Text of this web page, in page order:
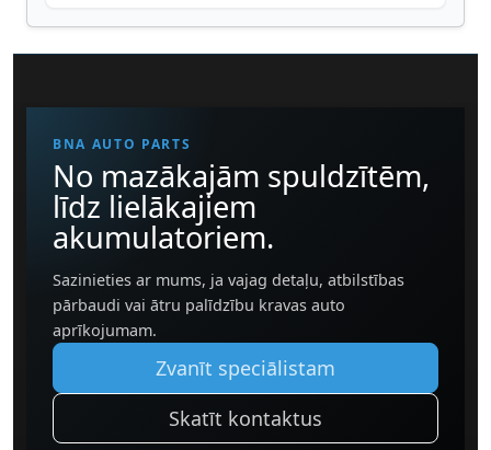
BNA AUTO PARTS
No mazākajām spuldzītēm,
līdz lielākajiem
akumulatoriem.
Sazinieties ar mums, ja vajag detaļu, atbilstības
pārbaudi vai ātru palīdzību kravas auto
aprīkojumam.
Zvanīt speciālistam
Skatīt kontaktus